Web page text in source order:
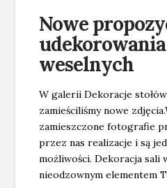
Nowe
weselnych
W galerii Dekoracje
zamieściliśmy nowe
zamieszczone fotografie
przez nas realizacje i są
możliwości. Dekoracja sali
nieodzownym elementem